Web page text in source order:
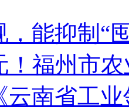
能抑制“
！福州市
云南省工